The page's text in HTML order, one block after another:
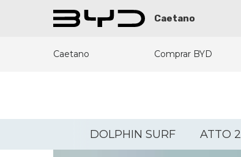
Caetano
Caetano Comprar BYD
DOLPHIN SURF ATTO 2